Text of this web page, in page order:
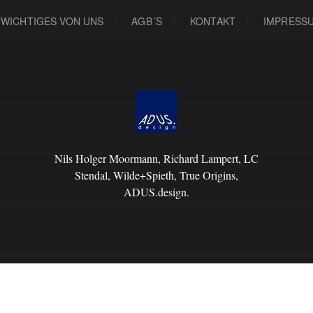
VON UNS AGB´S KONTAKT
Nils Holger Moormann, Richard Lampert, LC
Stendal, Wilde+Spieth, True Origins,
ADUS.design.